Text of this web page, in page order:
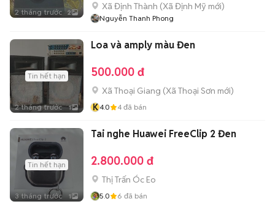
2 tháng trước 2
Xã Định Thành (Xã Định Mỹ mới)
Nguyễn Thanh Phong
Tin hết hạn
2 tháng trước 1
Loa và amply màu Đen
500.000 đ
Xã Thoại Giang (Xã Thoại Sơn mới)
K4.0 4 đã bán
Tin hết hạn
3 tháng trước 1
Tai nghe Huawei FreeClip 2 Đen
2.800.000 đ
Thị Trấn Óc Eo
5.0 6 đã bán